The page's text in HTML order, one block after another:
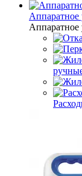
Аппаратное
Аппаратное